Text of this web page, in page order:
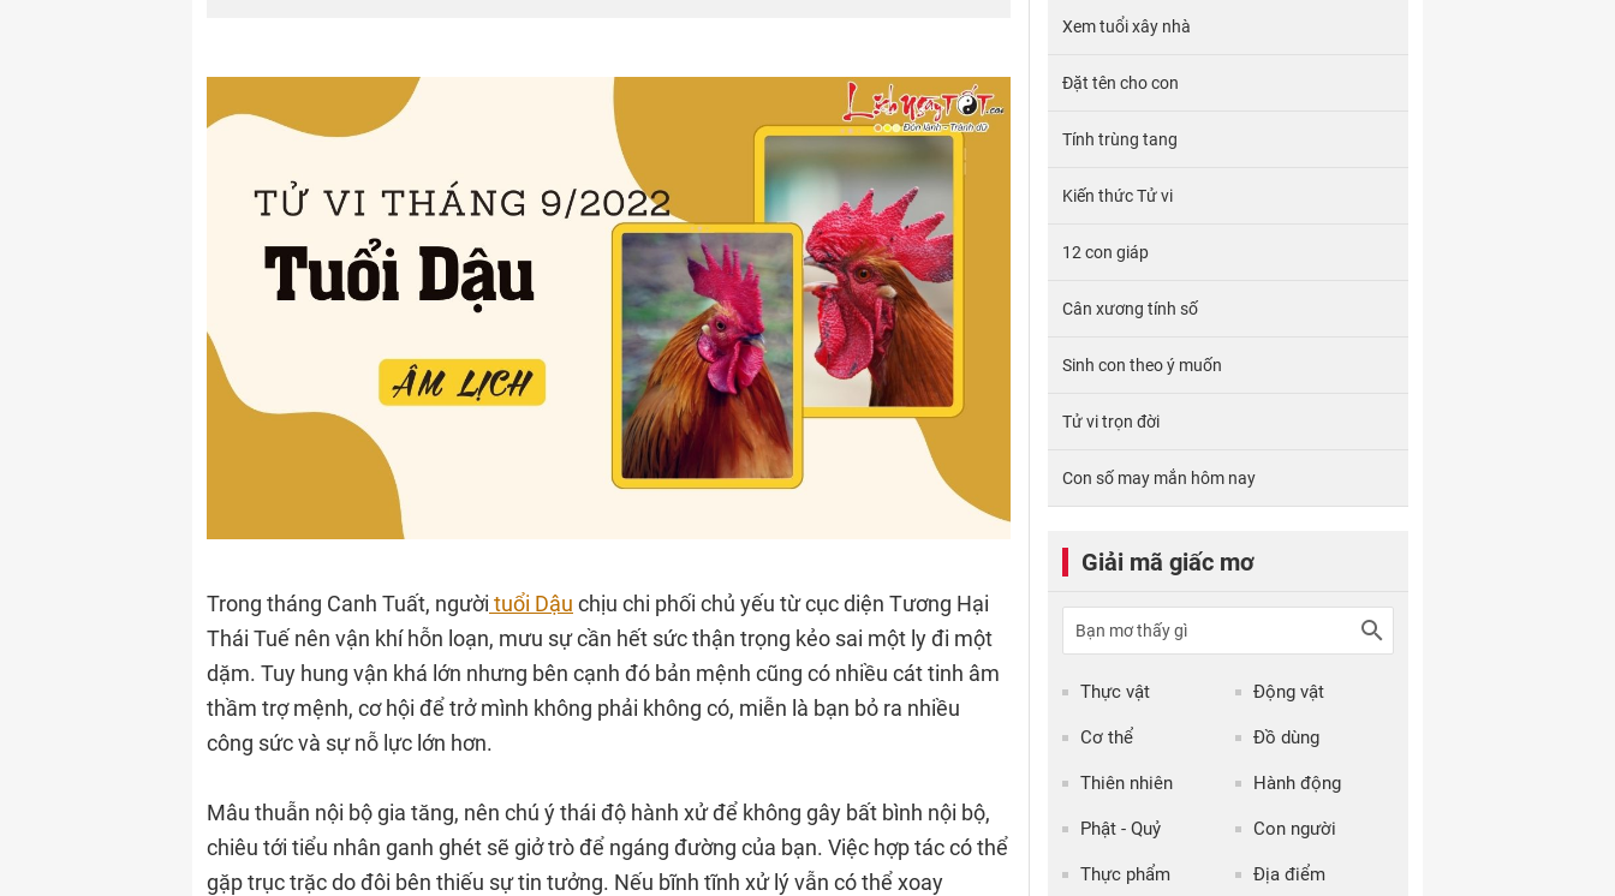
Trong tháng Canh Tuất, người tuổi Dậu chịu chi phối chủ yếu từ cục diện Tương Hại
Thái Tuế nên vận khí hỗn loạn, mưu sự cần hết sức thận trọng kẻo sai một ly đi một
dặm. Tuy hung vận khá lớn nhưng bên cạnh đó bản mệnh cũng có nhiều cát tinh âm
thầm trợ mệnh, cơ hội để trở mình không phải không có, miễn là bạn bỏ ra nhiều
công sức và sự nỗ lực lớn hơn.
Mâu thuẫn nội bộ gia tăng, nên chú ý thái độ hành xử để không gây bất bình nội bộ,
chiêu tới tiểu nhân ganh ghét sẽ giở trò để ngáng đường của bạn. Việc hợp tác có thể
gặp trục trặc do đôi bên thiếu sự tin tưởng. Nếu bĩnh tĩnh xử lý vẫn có thể xoay
Xem tuổi xây nhà
Đặt tên cho con
Tính trùng tang
Kiến thức Tử vi
12 con giáp
Cân xương tính số
Sinh con theo ý muốn
Tử vi trọn đời
Con số may mắn hôm nay
Giải mã giấc mơ
Thực vật Động vật
Cơ thể Đồ dùng
Thiên nhiên Hành động
Phật - Quỷ Con người
Thực phẩm Địa điểm